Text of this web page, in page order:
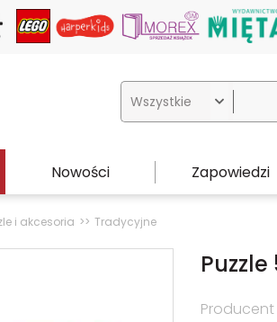

Nowości Zapowiedzi
i akcesoria Tradycyjne
Puzzle
Producent